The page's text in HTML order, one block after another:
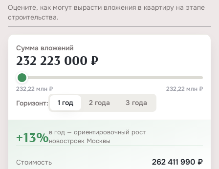
Оцените, как могут вырасти вложения в квартиру на этапе
строительства.
Сумма вложений
232 223 000 ₽
232,22 млн ₽ 232,22 млн ₽
Горизонт: 1 год 2 года 3 года
+13%в год — ориентировочный рост
новостроек Москвы
Стоимость 262 411 990 ₽